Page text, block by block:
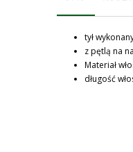
tył
z pętlą na
Materiał
długość